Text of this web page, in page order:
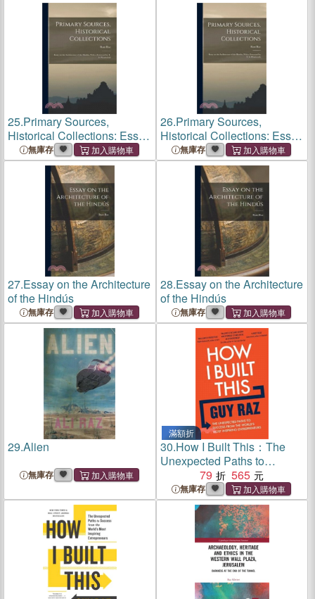
25.Primary Sources,
Historical Collections: Essay
on the Architecture of the
Hindús, With a Foreword by
T. S. Wentworth
無庫存
26.Primary Sources,
Historical Collections: Essay
on the Architecture of the
Hindús, With a Foreword by
T. S. Wentworth
無庫存
27.Essay on the Architecture
of the Hindús
無庫存
28.Essay on the Architecture
of the Hindús
無庫存
29.Alien
無庫存
滿額折
30.How I Built This：The
Unexpected Paths to
Success From the World's
Most Inspiring Entrepreneurs
79 565
無庫存